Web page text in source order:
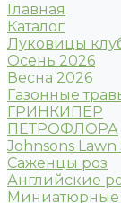
Главная
Каталог
Луковицы
Осень 2026
Весна 2026
Газонные
ГРИНКИПЕР
ПЕТРОФЛОРА
Johnsons Lawn
Саженцы роз
Английские
Миниатюрные